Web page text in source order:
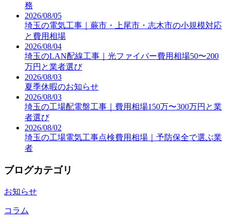
務
2026/08/05
埼玉の電気工事｜蕨市・上尾市・志木市の小規模対応
と費用相場
2026/08/04
埼玉のLAN配線工事｜光ファイバー費用相場50〜200
万円と業者選び
2026/08/03
夏季休暇のお知らせ
2026/08/03
埼玉の工場配電盤工事｜費用相場150万〜300万円と業
者選び
2026/08/02
埼玉の工場電気工事点検費用相場｜予防保全で選ぶ業
者
ブログカテゴリ
お知らせ
コラム